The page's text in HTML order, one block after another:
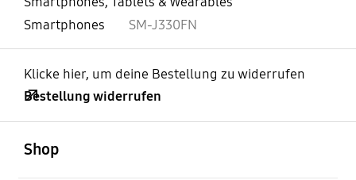
Smartphones
SM-J330FN
Klicke hier, um deine Bestellung zu widerrufen
Bestellung widerrufen
Shop